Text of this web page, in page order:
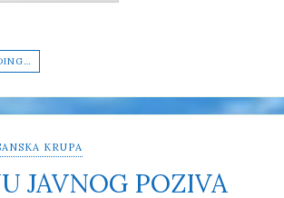
KRUPA
JAVNOG POZIVA